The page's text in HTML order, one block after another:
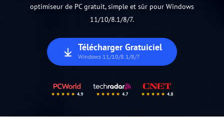
optimiseur de PC gratuit, simple et sûr pour Windows
11/10/8.1/8/7.
Télécharger Gratuiciel
Windows 11/10/8.1/8/7